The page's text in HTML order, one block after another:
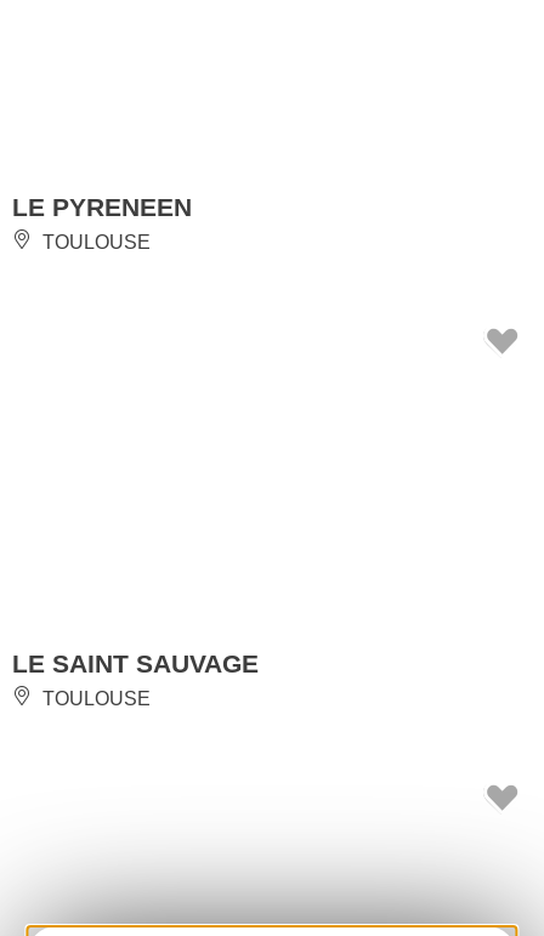
LE PYRENEEN
TOULOUSE
LE SAINT SAUVAGE
TOULOUSE